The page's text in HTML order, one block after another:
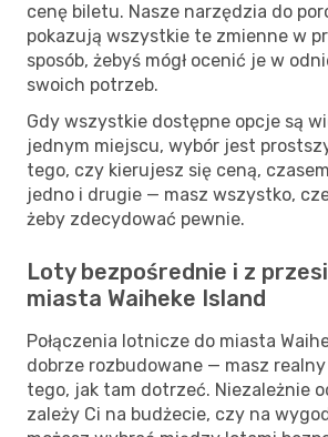
cenę biletu. Nasze narzędzia do
pokazują wszystkie te zmienne w
sposób, żebyś mógł ocenić je w
swoich potrzeb.
Gdy wszystkie dostępne opcje są
jednym miejscu, wybór jest
tego, czy kierujesz się ceną,
jedno i drugie — masz wszystko,
żeby zdecydować pewnie.
Loty bezpośrednie i z
miasta Waiheke Island
Połączenia lotnicze do miasta
dobrze rozbudowane — masz
tego, jak tam dotrzeć. Niezależnie
zależy Ci na budżecie, czy na